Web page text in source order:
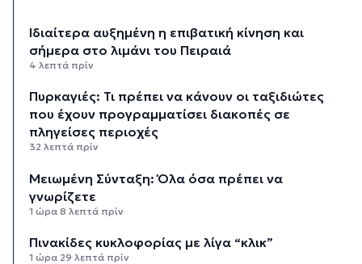
Ιδιαίτερα αυξημένη η επιβατική κίνηση και
σήμερα στο λιμάνι του Πειραιά
4 λεπτά πρίν
Πυρκαγιές: Τι πρέπει να κάνουν οι ταξιδιώτες
που έχουν προγραμματίσει διακοπές σε
πληγείσες περιοχές
32 λεπτά πρίν
Μειωμένη Σύνταξη: Όλα όσα πρέπει να
γνωρίζετε
1 ώρα 8 λεπτά πρίν
Πινακίδες κυκλοφορίας με λίγα “κλικ”
1 ώρα 29 λεπτά πρίν